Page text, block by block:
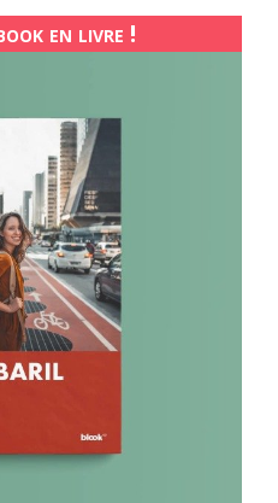
en livre !